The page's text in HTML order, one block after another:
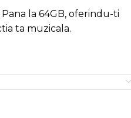
la 64GB, oferindu-ti
ta muzicala.